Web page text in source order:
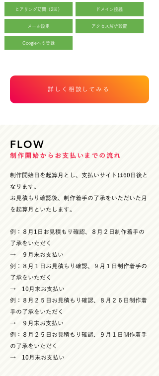
ヒアリング訪問（2回）
メール設定
Googleへの登録
ドメイン接続
アクセス解析設置
詳しく相談してみる
​FLOW
制作開始からお支払いまでの流れ
制作開始日を起算月とし、支払いサイトは60日後と
なります。
お見積もり確認後、制作着手の了承をいただいた月
を起算月といたします。
例：８月1日お見積もり確認、８月２日制作着手の
了承をいただく
→ ９月末お支払い
例：８月１日お見積もり確認、９月１日制作着手の
了承をいただく
→ 10月末お支払い
例：８月２５日お見積もり確認、８月２６日制作着
手の了承をいただく
→ ９月末お支払い
例：８月２５日お見積もり確認、９月１日制作着手
の了承をいただく
→ 10月末お支払い